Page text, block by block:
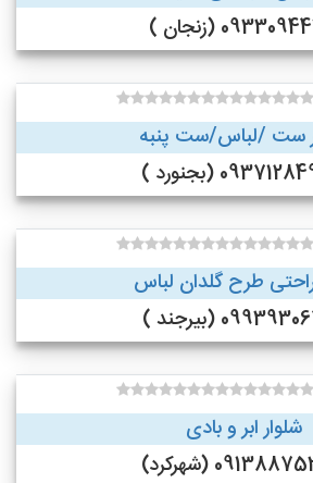
(زنجان )
ست /لباس/ست پنبه
(بجنورد )
طرح گلدان لباس
(بیرجند )
شلوار ابر و بادی
(شهرکرد)